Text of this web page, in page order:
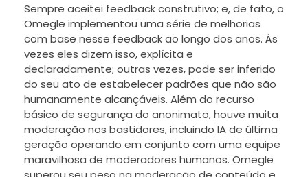
Sempre aceitei feedback construtivo; e, de fato, o
Omegle implementou uma série de melhorias
com base nesse feedback ao longo dos anos. Às
vezes eles dizem isso, explícita e
declaradamente; outras vezes, pode ser inferido
do seu ato de estabelecer padrões que não são
humanamente alcançáveis. Além do recurso
básico de segurança do anonimato, houve muita
moderação nos bastidores, incluindo IA de última
geração operando em conjunto com uma equipe
maravilhosa de moderadores humanos. Omegle